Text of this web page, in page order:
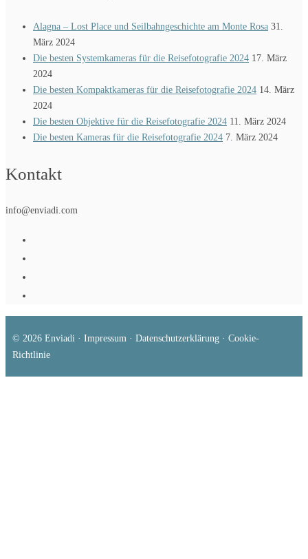
Alagna – Lost Place und Seilbahngeschichte am Monte Rosa 31.
März 2024
Die besten Systemkameras für die Reisefotografie 2024 17. März
2024
Die besten Kompaktkameras für die Reisefotografie 2024 14. März
2024
Die besten Objektive für die Reisefotografie 2024 11. März 2024
Die besten Kameras für die Reisefotografie 2024 7. März 2024
Kontakt
info@enviadi.com
© 2026 Enviadi · Impressum · Datenschutzerklärung · Cookie-
Richtlinie